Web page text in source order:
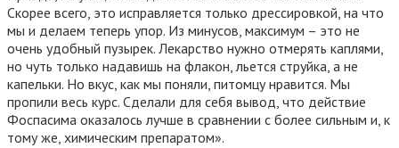
Скорее всего, это исправляется только дрессировкой, на что
мы и делаем теперь упор. Из минусов, максимум – это не
очень удобный пузырек. Лекарство нужно отмерять каплями,
но чуть только надавишь на флакон, льется струйка, а не
капельки. Но вкус, как мы поняли, питомцу нравится. Мы
пропили весь курс. Сделали для себя вывод, что действие
Фоспасима оказалось лучше в сравнении с более сильным и, к
тому же, химическим препаратом».